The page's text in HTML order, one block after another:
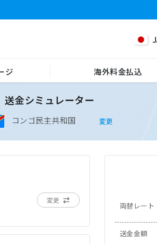
ジ 海外料金払込
送金シミュレーター
コンゴ民主共和国 変更
変更
両替レート
送金金額